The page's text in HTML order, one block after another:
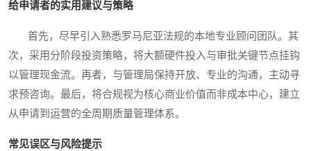
给申请者的实用建议与策略
首先，尽早引入熟悉罗马尼亚法规的本地专业顾问团队。其
次，采用分阶段投资策略，将大额硬件投入与审批关键节点挂钩
以管理现金流。再者，与管理局保持开放、专业的沟通，主动寻
求预咨询。最后，将合规视为核心商业价值而非成本中心，建立
从申请到运营的全周期质量管理体系。
常见误区与风险提示